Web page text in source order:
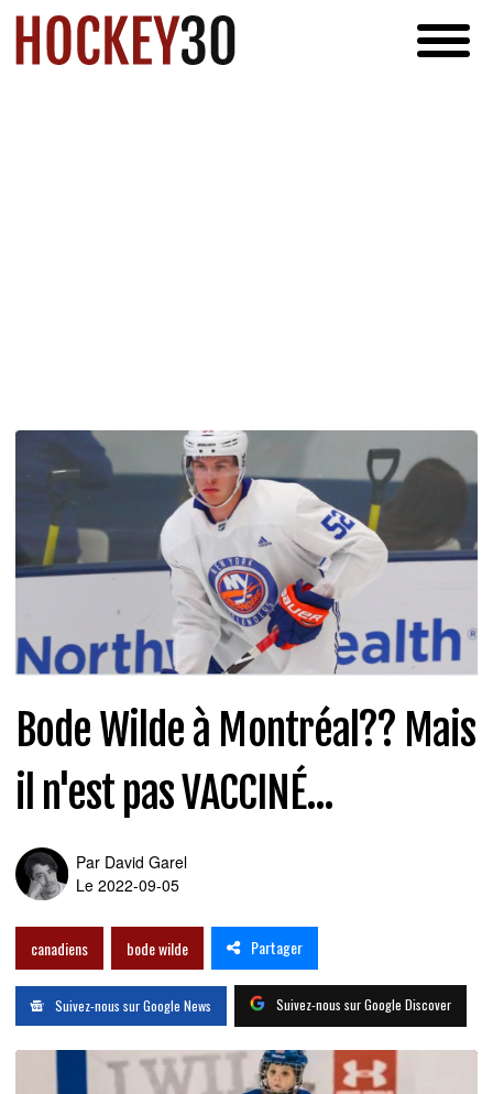
Bode Wilde à Montréal?? Mais
il n'est pas VACCINÉ...
Par David Garel
Le 2022-09-05
canadiens bode wilde Partager
Suivez-nous sur Google News Suivez-nous sur Google Discover